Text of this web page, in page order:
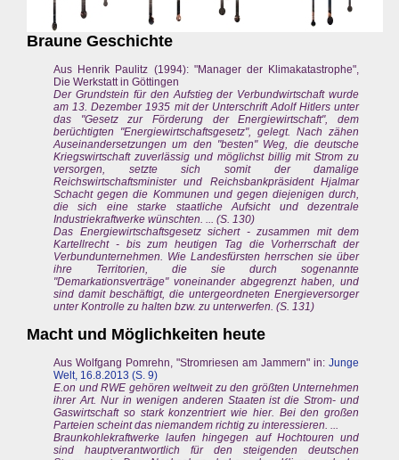
Braune Geschichte
Aus Henrik Paulitz (1994): "Manager der Klimakatastrophe",
Die Werkstatt in Göttingen
Der Grundstein für den Aufstieg der Verbundwirtschaft wurde
am 13. Dezember 1935 mit der Unterschrift Adolf Hitlers unter
das "Gesetz zur Förderung der Energiewirtschaft", dem
berüchtigten "Energiewirtschaftsgesetz", gelegt. Nach zähen
Auseinandersetzungen um den "besten" Weg, die deutsche
Kriegswirtschaft zuverlässig und möglichst billig mit Strom zu
versorgen, setzte sich somit der damalige
Reichswirtschaftsminister und Reichsbankpräsident Hjalmar
Schacht gegen die Kommunen und gegen diejenigen durch,
die sich eine starke staatliche Aufsicht und dezentrale
Industriekraftwerke wünschten. ... (S. 130)
Das Energiewirtschaftsgesetz sichert - zusammen mit dem
Kartellrecht - bis zum heutigen Tag die Vorherrschaft der
Verbundunternehmen. Wie Landesfürsten herrschen sie über
ihre Territorien, die sie durch sogenannte
"Demarkationsverträge" voneinander abgegrenzt haben, und
sind damit beschäftigt, die untergeordneten Energieversorger
unter Kontrolle zu halten bzw. zu unterwerfen. (S. 131)
Macht und Möglichkeiten heute
Aus Wolfgang Pomrehn, "Stromriesen am Jammern" in:Junge
Welt, 16.8.2013 (S. 9)
E.on und RWE gehören weltweit zu den größten Unternehmen
ihrer Art. Nur in wenigen anderen Staaten ist die Strom- und
Gaswirtschaft so stark konzentriert wie hier. Bei den großen
Parteien scheint das niemandem richtig zu interessieren. ...
Braunkohlekraftwerke laufen hingegen auf Hochtouren und
sind hauptverantwortlich für den steigenden deutschen